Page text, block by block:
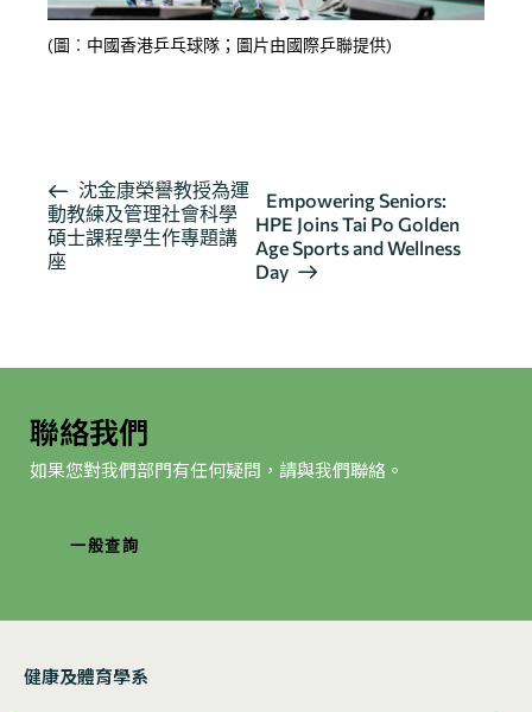
(圖︰中國香港乒乓球隊；圖片由國際乒聯提供)
活
動
导
沈金康榮譽教授為運
動教練及管理社會科學
碩士課程學生作專題講
座
Empowering Seniors:
HPE Joins Tai Po Golden
Age Sports and Wellness
Day
聯絡我們
如果您對我們部門有任何疑問，請與我們聯絡。
一般查詢
健康及體育學系